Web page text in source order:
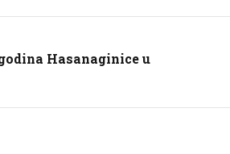
Hasanaginice u